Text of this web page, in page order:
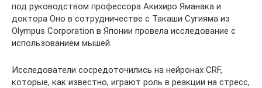
под руководством профессора Акихиро Яманака и
доктора Оно в сотрудничестве с Такаши Сугияма из
Olympus Corporation в Японии провела исследование с
использованием мышей.
Исследователи сосредоточились на нейронах CRF,
которые, как известно, играют роль в реакции на стресс,